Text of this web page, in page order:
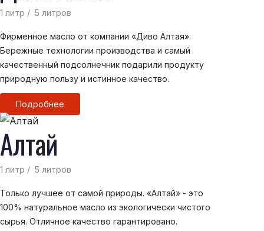
1 литр / 5 литров
Фирменное масло от компании «Диво Алтая».
Бережные технологии производства и самый
качественный подсолнечник подарили продукту
природную пользу и истинное качество.
Подробнее
Алтай
1 литр / 5 литров
Только лучшее от самой природы. «Алтай» - это
100% натуральное масло из экологически чистого
сырья. Отличное качество гарантировано.